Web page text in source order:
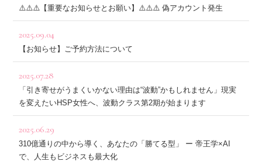
⚠️⚠️⚠️【重要なお知らせとお願い】⚠️⚠️⚠️ 偽アカウント発生
2025.09.04
【お知らせ】ご予約方法について
2025.07.28
「引き寄せがうまくいかない理由は“波動”かもしれません」現実
を変えたいHSP女性へ、波動クラス第2期が始まります
2025.06.29
310億通りの中から導く、あなたの「勝てる型」 ー 帝王学×AI
で、人生もビジネスも最大化